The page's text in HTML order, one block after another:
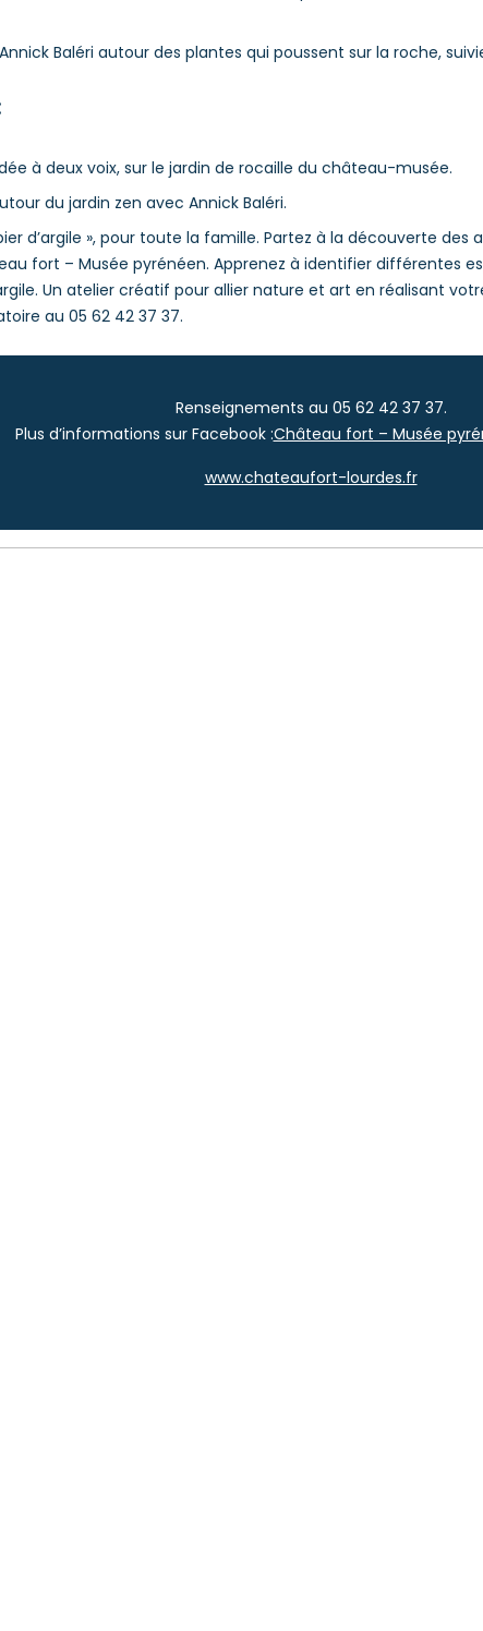
Annick Baléri autour des plantes qui poussent sur la roche,
à deux voix, sur le jardin de rocaille du château-musée.
du jardin zen avec Annick Baléri.
d’argile », pour toute la famille. Partez à la découverte des
fort – Musée pyrénéen. Apprenez à identifier différentes
Un atelier créatif pour allier nature et art en réalisant
au 05 62 42 37 37.
Renseignements au 05 62 42 37 37.
Plus d’informations sur Facebook :Château fort – Musée
www.chateaufort-lourdes.fr